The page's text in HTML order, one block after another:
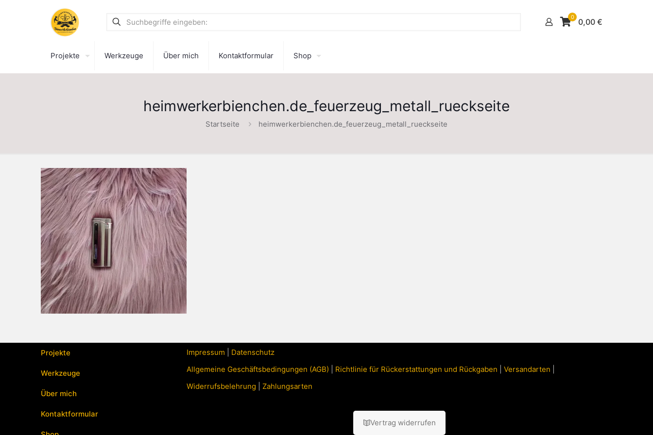
0 0,00 €
Projekte Werkzeuge Über mich Kontaktformular Shop
heimwerkerbienchen.de_feuerzeug_metall_rueckseite
Startseite heimwerkerbienchen.de_feuerzeug_metall_rueckseite
Projekte
Werkzeuge
Über mich
Kontaktformular
Impressum
Datenschutz
Allgemeine Geschäftsbedingungen (AGB)
Richtlinie für Rückerstattungen und Rückgaben Versandarten
Widerrufsbelehrung
Zahlungsarten
Vertrag widerrufen